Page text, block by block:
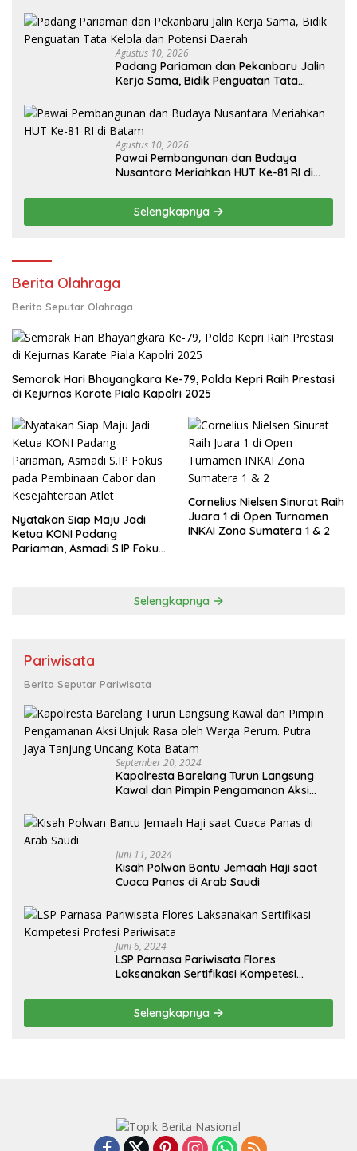
Agustus 10, 2026
Padang Pariaman dan Pekanbaru Jalin
Kerja Sama, Bidik Penguatan Tata
Agustus 10, 2026
Pawai Pembangunan dan Budaya
Nusantara Meriahkan HUT Ke-81 RI di
Selengkapnya
Berita Olahraga
Berita Seputar Olahraga
Semarak Hari Bhayangkara Ke-79, Polda Kepri Raih Prestasi
di Kejurnas Karate Piala Kapolri 2025
Nyatakan Siap Maju Jadi
Ketua KONI Padang
Pariaman, Asmadi S.IP Fokus
Cornelius Nielsen Sinurat Raih
Juara 1 di Open Turnamen
INKAI Zona Sumatera 1 & 2
Selengkapnya
Pariwisata
Berita Seputar Pariwisata
September 20, 2024
Kapolresta Barelang Turun Langsung
Kawal dan Pimpin Pengamanan Aksi
Jaya Tanjung Uncang Kota Batam
Juni 11, 2024
Kisah Polwan Bantu Jemaah Haji saat
Cuaca Panas di Arab Saudi
Juni 6, 2024
LSP Parnasa Pariwisata Flores
Laksanakan Sertifikasi Kompetesi
Selengkapnya